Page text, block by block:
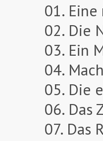
01.
02. Die
03. Ein
04.
05. Die
06. Das
07. Das